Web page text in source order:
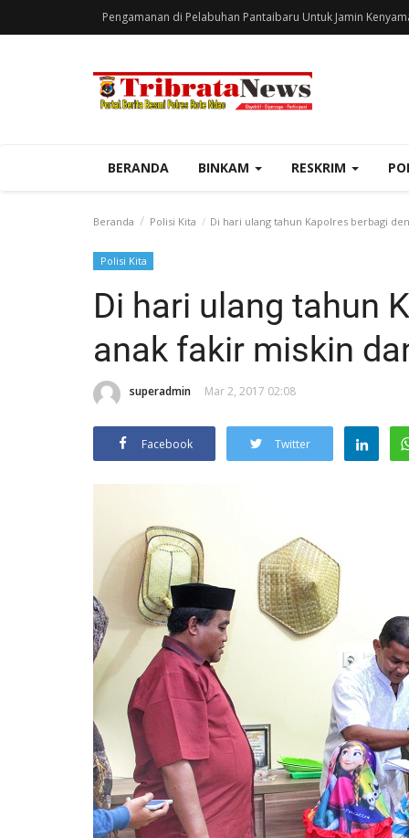
Pengamanan di Pelabuhan Pantaibaru Untuk Jamin
BERANDA BINKAM RESKRIM
Beranda Polisi Kita Di hari ulang tahun Kapolres berbagi
Polisi Kita
Di hari ulang tahun
anak fakir miskin
superadmin Mar 2, 2017 02:08
Facebook Twitter